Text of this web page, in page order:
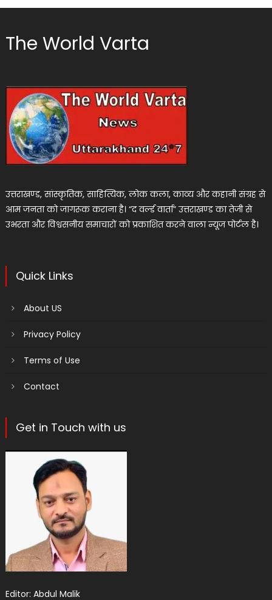
The World Varta
उत्तराखण्ड, सांस्कृतिक, साहित्यिक, लोक कला, काव्य और कहानी संग्रह से
आम जनता को जागरूक कराना है। “द वर्ल्ड वार्ता” उत्तराखण्ड का तेजी से
उभरता और विश्वसनीय समाचारों को प्रकाशित करने वाला न्यूज पोर्टल है।
Quick Links
About US
Privacy Policy
Terms of Use
Contact
Get in Touch with us
Editor: Abdul Malik